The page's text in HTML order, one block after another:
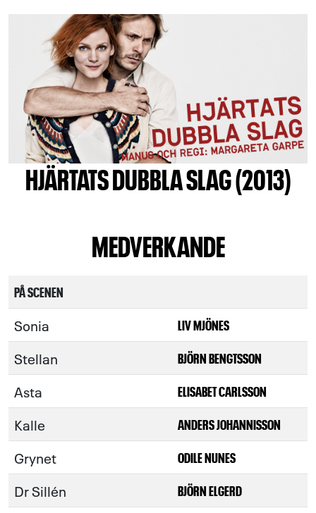
HJÄRTATS DUBBLA SLAG (2013)
MEDVERKANDE
PÅ SCENEN
Sonia LIV MJÖNES
Stellan BJÖRN BENGTSSON
Asta ELISABET CARLSSON
Kalle ANDERS JOHANNISSON
Grynet ODILE NUNES
Dr Sillén BJÖRN ELGERD